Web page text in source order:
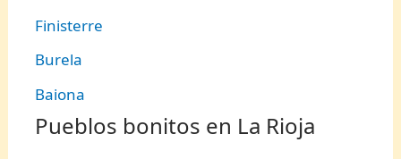
Finisterre
Burela
Baiona
Pueblos bonitos en La Rioja